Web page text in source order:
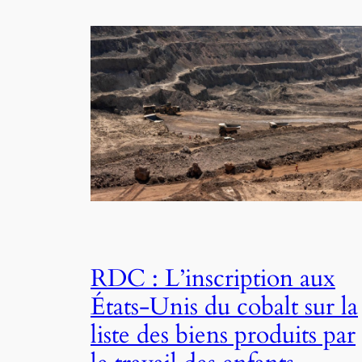
RDC : L’inscription aux
États-Unis du cobalt sur la
liste des biens produits par